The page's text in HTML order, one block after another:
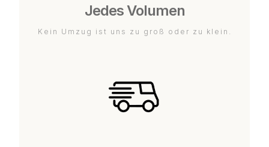
Jedes Volumen
Kein Umzug ist uns zu groß oder zu klein.